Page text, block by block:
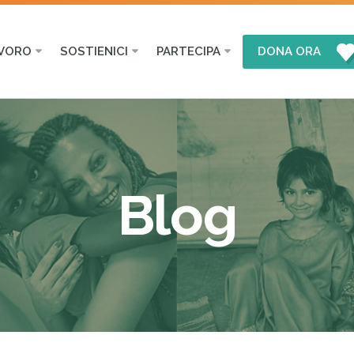
SOSTIENICI PARTECIPA DONA ORA
Blog